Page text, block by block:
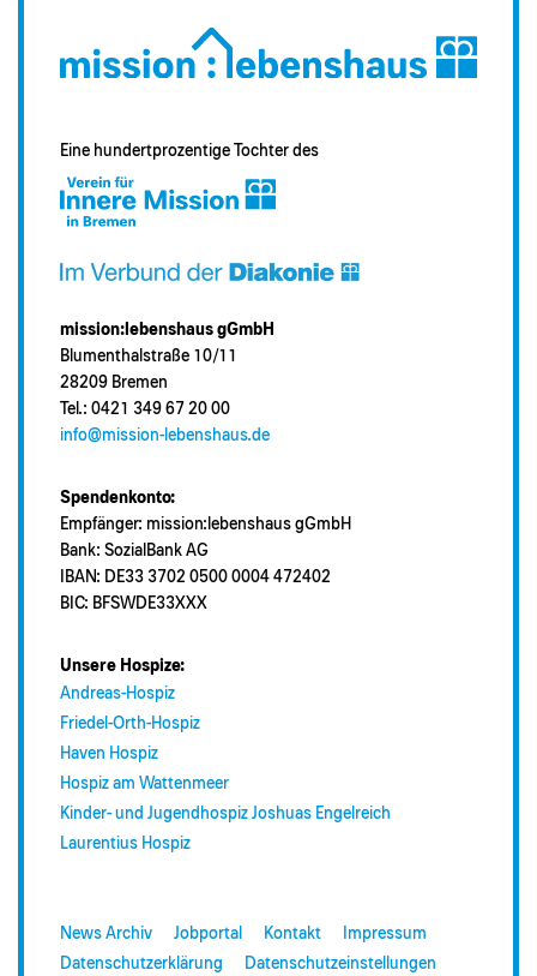
Eine hundertprozentige Tochter des
mission:lebenshaus gGmbH
Blumenthalstraße 10/11
28209 Bremen
Tel.: 0421 349 67 20 00
info@mission-lebenshaus.de
Spendenkonto:
Empfänger: mission:lebenshaus gGmbH
Bank: SozialBank AG
IBAN: DE33 3702 0500 0004 472402
BIC: BFSWDE33XXX
Unsere Hospize:
Andreas-Hospiz
Friedel-Orth-Hospiz
Haven Hospiz
Hospiz am Wattenmeer
Kinder- und Jugendhospiz Joshuas Engelreich
Laurentius Hospiz
News Archiv Jobportal Kontakt
Impressum
Datenschutzerklärung
Datenschutzeinstellungen